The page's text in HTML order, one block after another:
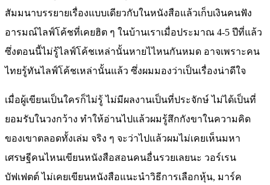
สัมมนาบรรยายเรื่องแบบเดียวกับในหนังสือแล้วเก็บเงินคนฟัง
อารมณ์ไลฟ์โค้ชที่เคยฮิต ๆ ในบ้านเราเมื่อประมาณ 4-5 ปีที่แล้ว
ซึ่งตอนนี้ไม่รู้ไลฟ์โค้ชเหล่านั้นหายไไหนกันหมด อาจเพราะคน
ไทยรู้ทันไลฟ์โค้ชเหล่านั้นแล้ว ซึ่งผมมองว่าเป็นเรื่องน่าดีใจ
เมื่อผู้เขียนเป็นใครก็ไม่รู้ ไม่มีผลงานเป็นที่ประจักษ์ ไม่ได้เป็นที่
ยอมรับในวงกว้าง ทำให้อ่านไปแล้วผมรู้สึกกังขาในความคิด
ของเขาตลอดทั้งเล่ม จริง ๆ จะว่าไปแล้วผมไม่เคยเห็นมหา
เศรษฐีคนไหนเขียนหนังสือสอนคนอื่นรวยเลยนะ วอร์เรน
บัฟเฟตต์ ไม่เคยเขียนหนังสือแนะนำวิธีการเลือกหุ้น, มาร์ค